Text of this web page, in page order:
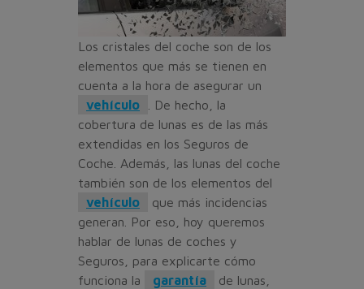
Los cristales del coche son de los
elementos que más se tienen en
cuenta a la hora de asegurar un
vehículo
. De hecho, la
cobertura de lunas es de las más
extendidas en los Seguros de
Coche. Además, las lunas del coche
también son de los elementos del
vehículo
que más incidencias
generan. Por eso, hoy queremos
hablar de lunas de coches y
Seguros, para explicarte cómo
funciona la
garantía
de lunas,